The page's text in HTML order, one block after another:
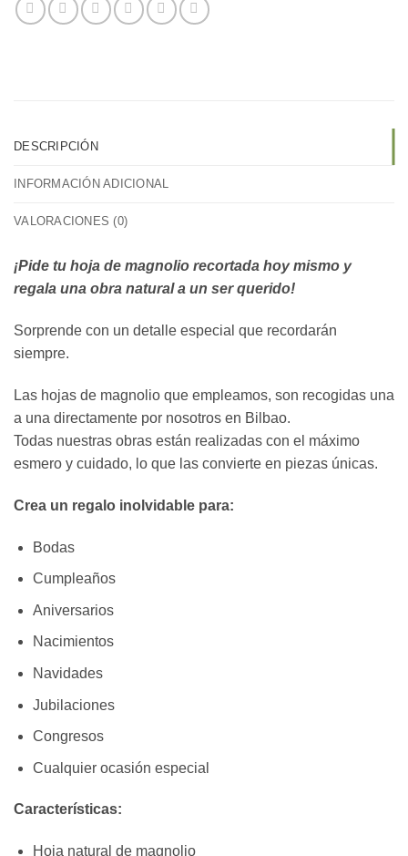
DESCRIPCIÓN
INFORMACIÓN ADICIONAL
VALORACIONES (0)
¡Pide tu hoja de magnolio recortada hoy mismo y
regala una obra natural a un ser querido!
Sorprende con un detalle especial que recordarán
siempre.
Las hojas de magnolio que empleamos, son recogidas una
a una directamente por nosotros en Bilbao.
Todas nuestras obras están realizadas con el máximo
esmero y cuidado, lo que las convierte en piezas únicas.
Crea un regalo inolvidable para:
Bodas
Cumpleaños
Aniversarios
Nacimientos
Navidades
Jubilaciones
Congresos
Cualquier ocasión especial
Características:
Hoja natural de magnolio